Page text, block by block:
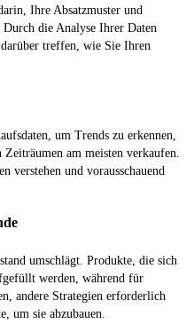
Ihre Absatzmuster und
Durch die Analyse Ihrer Daten
treffen, wie Sie Ihren
um Trends zu erkennen,
am meisten verkaufen.
verstehen und vorausschauend
umschlägt. Produkte, die sich
werden, während für
andere Strategien erforderlich
um sie abzubauen.